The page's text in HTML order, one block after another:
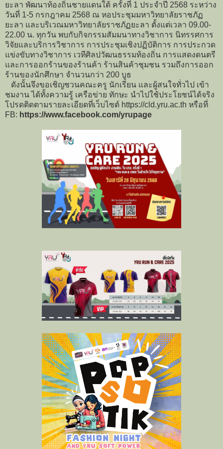
ยะลา พัฒนาท้องถิ่นชายแดนใต้ ครั้งที่ 1 ประจำปี 2568 ระหว่าง
วันที่ 1-5 กรกฎาคม 2568 ณ หอประชุมมหาวิทยาลัยราชภัฏ
ยะลา และบริเวณมหาวิทยาลัยราชภัฏยะลา ตั้งแต่เวลา 09.00-
22.00 น. ทุกวัน พบกับกิจกรรมสัมมนาทางวิชาการ นิทรรศการ
วิจัยและบริการวิชาการ การประชุมเชิงปฏิบัติการ การประกวด
แข่งขับทางวิชาการ เวทีศิลปวัฒนธรรมท้องถิ่น การแสดงดนตรี
และการออกร้านของร้านค้า ร้านสินค้าชุมชน รวมถึงการออก
ร้านของนักศึกษา จำนวนกว่า 200 บูธ
ดังนั้นจึงขอเชิญชวนคณะครู นักเรียน และผู้สนใจทั่วไป เข้า
ชมงาน ได้ทั้งความรู้ เครือข่าย ทักษะ นำไปใช้ประโยชน์ได้จริง
โปรดติดตามรายละเอียดที่เว็บไซต์ https://cld.yru.ac.th หรือที่
FB: https://www.facebook.com/yrupage